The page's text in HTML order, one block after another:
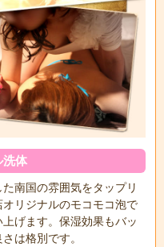
洗体
南国の雰囲気をタップリ
リジナルのモコモコ泡で
げます。保湿効果もバッ
は格別です。